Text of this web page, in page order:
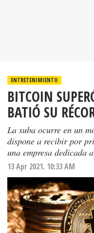
ENTRETENIMIENTO
BITCOIN
BATIÓ SU
La suba ocurre en un
dispone a recibir por
una empresa dedicada
13 Apr 2021. 10:33 AM